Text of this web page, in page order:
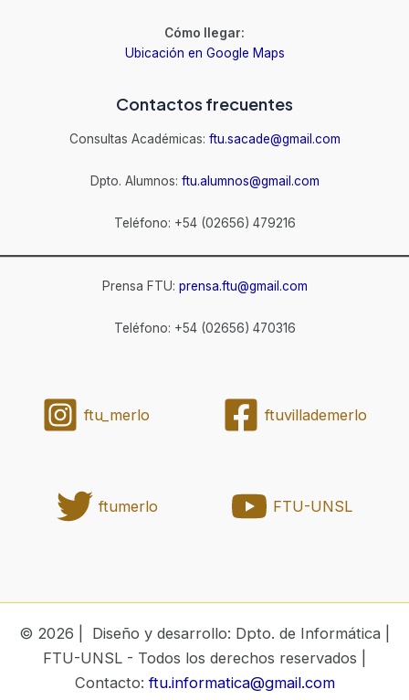
Cómo llegar:
Ubicación en Google Maps
Contactos frecuentes
Consultas Académicas: ftu.sacade@gmail.com
Dpto. Alumnos: ftu.alumnos@gmail.com
Teléfono: +54 (02656) 479216
Prensa FTU: prensa.ftu@gmail.com
Teléfono: +54 (02656) 470316
ftu_merlo ftuvillademerlo
ftumerlo FTU-UNSL
© 2026 | Diseño y desarrollo: Dpto. de Informática |
FTU-UNSL - Todos los derechos reservados |
Contacto: ftu.informatica@gmail.com